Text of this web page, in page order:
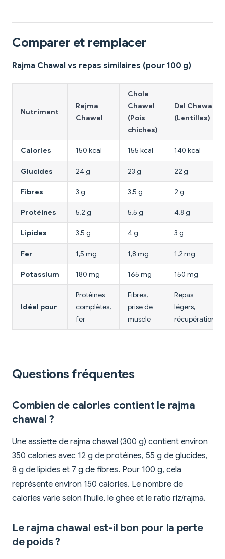
Comparer et remplacer
Rajma Chawal vs repas similaires (pour 100 g)
Nutriment
Rajma
Chawal
Chole
Chawal
(Pois
chiches)
Dal Chawal
(Lentilles)
Calories 150 kcal 155 kcal 140 kcal
Glucides 24 g 23 g 22 g
Fibres 3 g 3,5 g 2 g
Protéines 5,2 g 5,5 g 4,8 g
Lipides 3,5 g 4 g 3 g
Fer 1,5 mg 1,8 mg 1,2 mg
Potassium 180 mg 165 mg 150 mg
Idéal pour
Protéines
complètes,
fer
Fibres,
prise de
muscle
Repas
légers,
récupération
Questions fréquentes
Combien de calories contient le rajma
chawal ?
Une assiette de rajma chawal (300 g) contient environ
350 calories avec 12 g de protéines, 55 g de glucides,
8 g de lipides et 7 g de fibres. Pour 100 g, cela
représente environ 150 calories. Le nombre de
calories varie selon l'huile, le ghee et le ratio riz/rajma.
Le rajma chawal est-il bon pour la perte
de poids ?